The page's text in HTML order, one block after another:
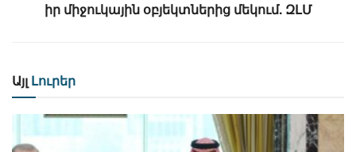
իր միջուկային օբյեկտներից մեկում. ԶԼՄ
Այլ Լուրեր